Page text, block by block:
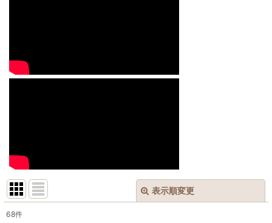
表示順変更
68件